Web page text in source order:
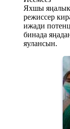
Яхшы
режиссер
ижади
бинада
яулансын.